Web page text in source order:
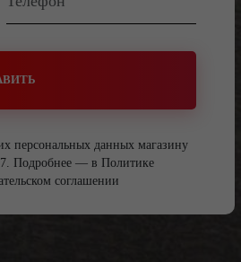
персональных данных магазину
Подробнее — в Политике
соглашении